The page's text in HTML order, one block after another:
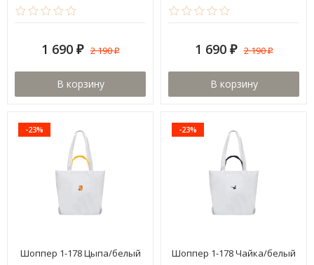
1 690 ₽ 2 190₽
В корзину
1 690 ₽ 2 190₽
В корзину
-23%
Шоппер 1-178 Цыпа/белый
-23%
Шоппер 1-178 Чайка/белый